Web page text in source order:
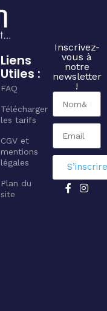
Liens
Utiles :
FAQ
Télécharger
les tarifs
CGV et
mentions
légales
Plan du
site
Inscrivez-
vous à
notre
newsletter
!